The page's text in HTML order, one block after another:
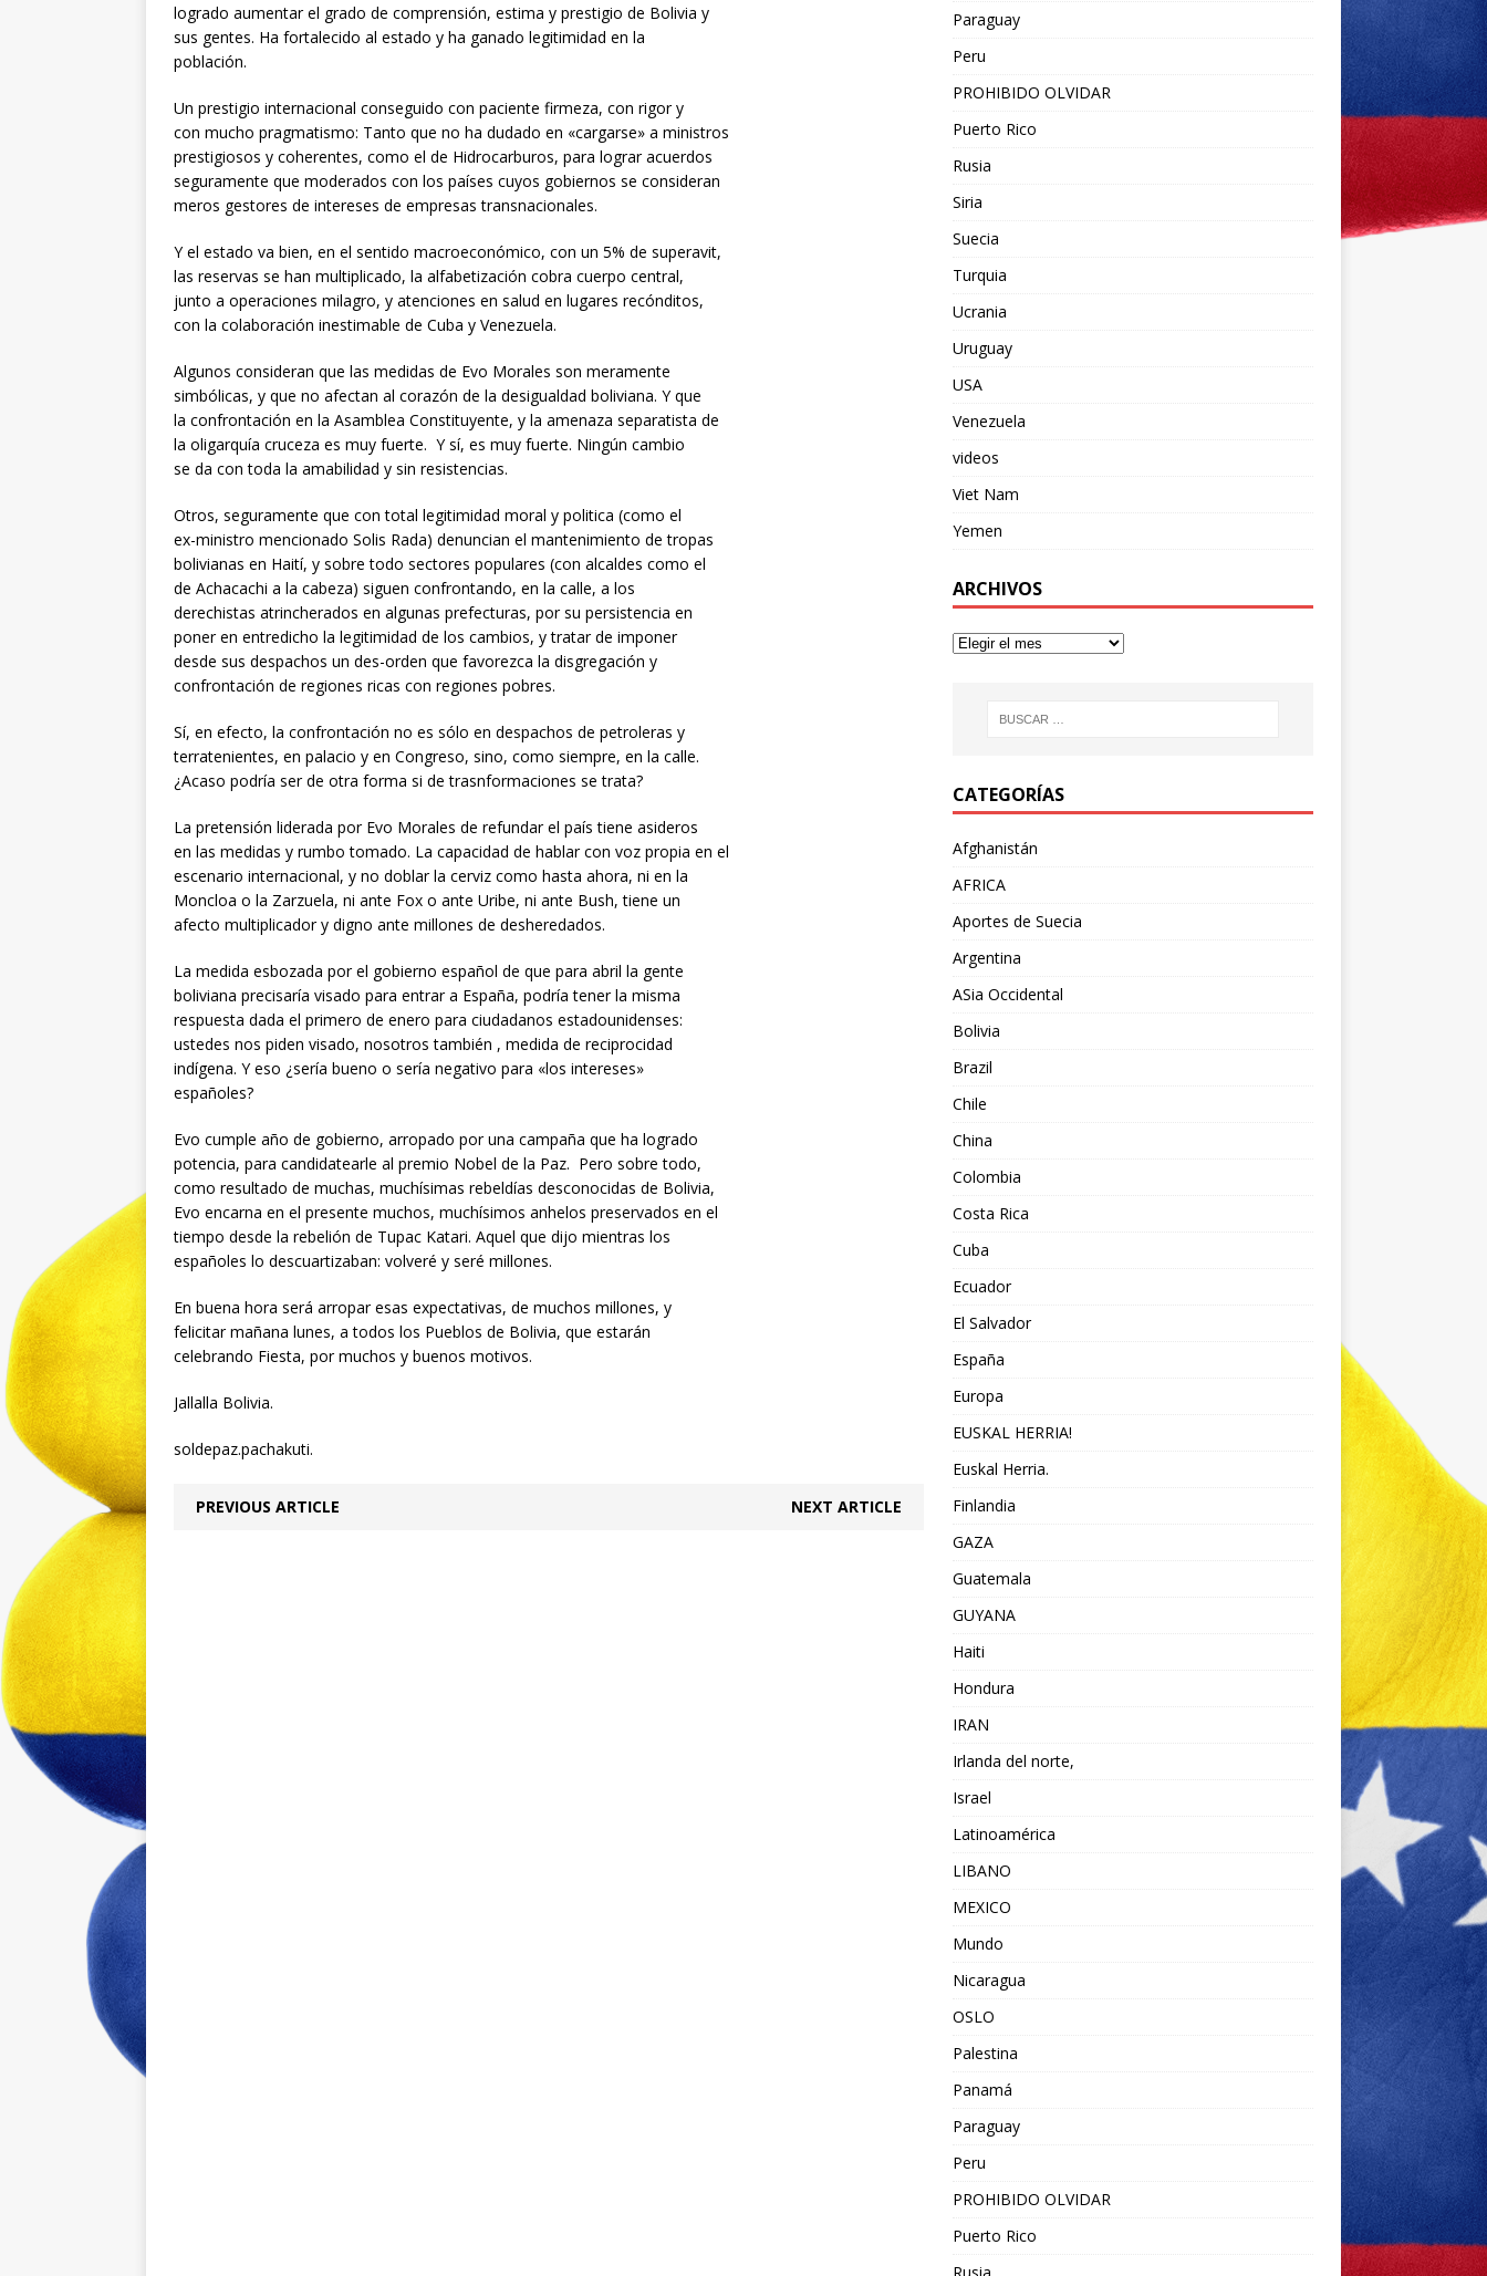
logrado aumentar el grado de comprensión, estima y prestigio de Bolivia y
sus gentes. Ha fortalecido al estado y ha ganado legitimidad en la
población.
Un prestigio internacional conseguido con paciente firmeza, con rigor y
con mucho pragmatismo: Tanto que no ha dudado en «cargarse» a ministros
prestigiosos y coherentes, como el de Hidrocarburos, para lograr acuerdos
seguramente que moderados con los países cuyos gobiernos se consideran
meros gestores de intereses de empresas transnacionales.
Y el estado va bien, en el sentido macroeconómico, con un 5% de superavit,
las reservas se han multiplicado, la alfabetización cobra cuerpo central,
junto a operaciones milagro, y atenciones en salud en lugares recónditos,
con la colaboración inestimable de Cuba y Venezuela.
Algunos consideran que las medidas de Evo Morales son meramente
simbólicas, y que no afectan al corazón de la desigualdad boliviana. Y que
la confrontación en la Asamblea Constituyente, y la amenaza separatista de
la oligarquía cruceza es muy fuerte. Y sí, es muy fuerte. Ningún cambio
se da con toda la amabilidad y sin resistencias.
Otros, seguramente que con total legitimidad moral y politica (como el
ex-ministro mencionado Solis Rada) denuncian el mantenimiento de tropas
bolivianas en Haití, y sobre todo sectores populares (con alcaldes como el
de Achacachi a la cabeza) siguen confrontando, en la calle, a los
derechistas atrincherados en algunas prefecturas, por su persistencia en
poner en entredicho la legitimidad de los cambios, y tratar de imponer
desde sus despachos un des-orden que favorezca la disgregación y
confrontación de regiones ricas con regiones pobres.
Sí, en efecto, la confrontación no es sólo en despachos de petroleras y
terratenientes, en palacio y en Congreso, sino, como siempre, en la calle.
¿Acaso podría ser de otra forma si de trasnformaciones se trata?
La pretensión liderada por Evo Morales de refundar el país tiene asideros
en las medidas y rumbo tomado. La capacidad de hablar con voz propia en el
escenario internacional, y no doblar la cerviz como hasta ahora, ni en la
Moncloa o la Zarzuela, ni ante Fox o ante Uribe, ni ante Bush, tiene un
afecto multiplicador y digno ante millones de desheredados.
La medida esbozada por el gobierno español de que para abril la gente
boliviana precisaría visado para entrar a España, podría tener la misma
respuesta dada el primero de enero para ciudadanos estadounidenses:
ustedes nos piden visado, nosotros también , medida de reciprocidad
indígena. Y eso ¿sería bueno o sería negativo para «los intereses»
españoles?
Evo cumple año de gobierno, arropado por una campaña que ha logrado
potencia, para candidatearle al premio Nobel de la Paz. Pero sobre todo,
como resultado de muchas, muchísimas rebeldías desconocidas de Bolivia,
Evo encarna en el presente muchos, muchísimos anhelos preservados en el
tiempo desde la rebelión de Tupac Katari. Aquel que dijo mientras los
españoles lo descuartizaban: volveré y seré millones.
En buena hora será arropar esas expectativas, de muchos millones, y
felicitar mañana lunes, a todos los Pueblos de Bolivia, que estarán
celebrando Fiesta, por muchos y buenos motivos.
Jallalla Bolivia.
soldepaz.pachakuti.
PREVIOUS ARTICLE NEXT ARTICLE
Paraguay
Peru
PROHIBIDO OLVIDAR
Puerto Rico
Rusia
Siria
Suecia
Turquia
Ucrania
Uruguay
USA
Venezuela
videos
Viet Nam
Yemen
ARCHIVOS
CATEGORÍAS
Afghanistán
AFRICA
Aportes de Suecia
Argentina
ASia Occidental
Bolivia
Brazil
Chile
China
Colombia
Costa Rica
Cuba
Ecuador
El Salvador
España
Europa
EUSKAL HERRIA!
Euskal Herria.
Finlandia
GAZA
Guatemala
GUYANA
Haiti
Hondura
IRAN
Irlanda del norte,
Israel
Latinoamérica
LIBANO
MEXICO
Mundo
Nicaragua
OSLO
Palestina
Panamá
Paraguay
Peru
PROHIBIDO OLVIDAR
Puerto Rico